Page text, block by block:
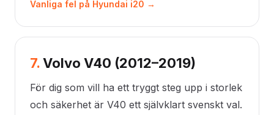
Vanliga fel på Hyundai i20 →
7.Volvo V40 (2012–2019)
För dig som vill ha ett tryggt steg upp i storlek
och säkerhet är V40 ett självklart svenskt val.